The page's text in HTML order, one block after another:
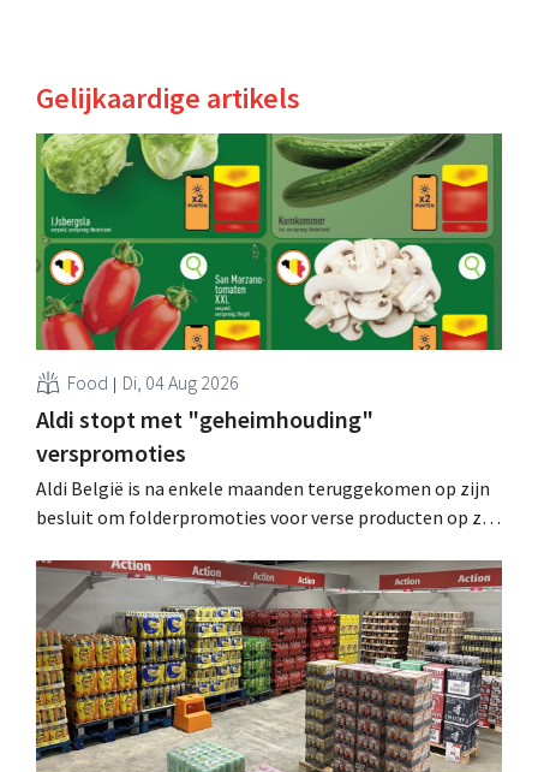
Gelijkaardige artikels
Food Di, 04 Aug 2026
Aldi stopt met "geheimhouding"
verspromoties
Aldi België is na enkele maanden teruggekomen op zijn
besluit om folderpromoties voor verse producten op zijn
werking treden: "Onze klanten willen goed
geïnformeerd worden." .